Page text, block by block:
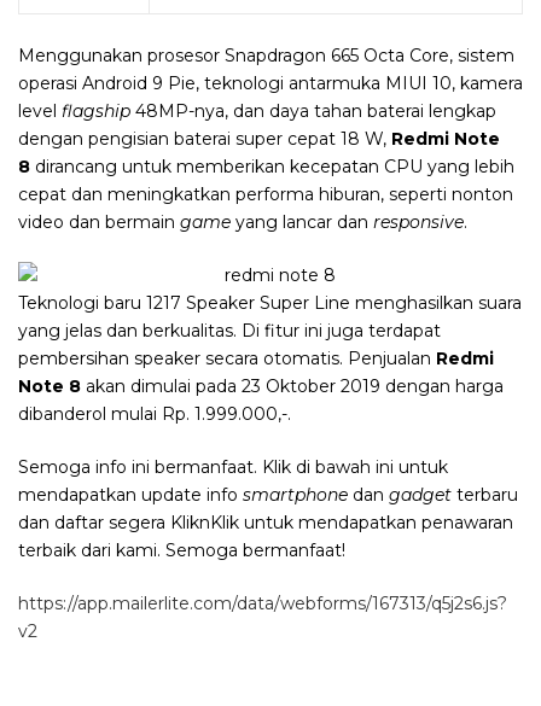
Menggunakan prosesor Snapdragon 665 Octa Core, sistem
operasi Android 9 Pie, teknologi antarmuka MIUI 10, kamera
level flagship 48MP-nya, dan daya tahan baterai lengkap
dengan pengisian baterai super cepat 18 W, Redmi Note
8 dirancang untuk memberikan kecepatan CPU yang lebih
cepat dan meningkatkan performa hiburan, seperti nonton
video dan bermain game yang lancar dan responsive.
Teknologi baru 1217 Speaker Super Line menghasilkan suara
yang jelas dan berkualitas. Di fitur ini juga terdapat
pembersihan speaker secara otomatis. Penjualan Redmi
Note 8 akan dimulai pada 23 Oktober 2019 dengan harga
dibanderol mulai Rp. 1.999.000,-.
Semoga info ini bermanfaat. Klik di bawah ini untuk
mendapatkan update info smartphone dan gadget terbaru
dan daftar segera KliknKlik untuk mendapatkan penawaran
terbaik dari kami. Semoga bermanfaat!
https://app.mailerlite.com/data/webforms/167313/q5j2s6.js?
v2